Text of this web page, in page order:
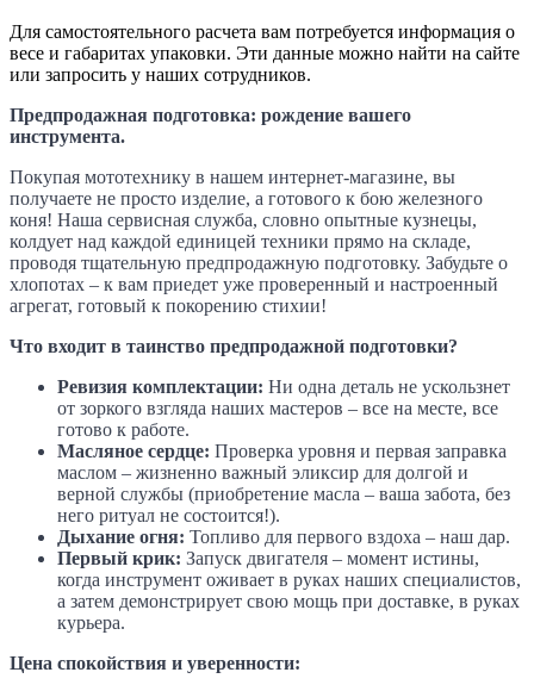
Для самостоятельного расчета вам потребуется информация о
весе и габаритах упаковки. Эти данные можно найти на сайте
или запросить у наших сотрудников.
Предпродажная подготовка: рождение вашего
инструмента.
Покупая мототехнику в нашем интернет-магазине, вы
получаете не просто изделие, а готового к бою железного
коня! Наша сервисная служба, словно опытные кузнецы,
колдует над каждой единицей техники прямо на складе,
проводя тщательную предпродажную подготовку. Забудьте о
хлопотах – к вам приедет уже проверенный и настроенный
агрегат, готовый к покорению стихии!
Что входит в таинство предпродажной подготовки?
Ревизия комплектации: Ни одна деталь не ускользнет
от зоркого взгляда наших мастеров – все на месте, все
готово к работе.
Масляное сердце: Проверка уровня и первая заправка
маслом – жизненно важный эликсир для долгой и
верной службы (приобретение масла – ваша забота, без
него ритуал не состоится!).
Дыхание огня: Топливо для первого вздоха – наш дар.
Первый крик: Запуск двигателя – момент истины,
когда инструмент оживает в руках наших специалистов,
а затем демонстрирует свою мощь при доставке, в руках
курьера.
Цена спокойствия и уверенности: